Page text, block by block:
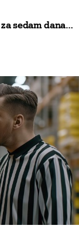
sedam dana…